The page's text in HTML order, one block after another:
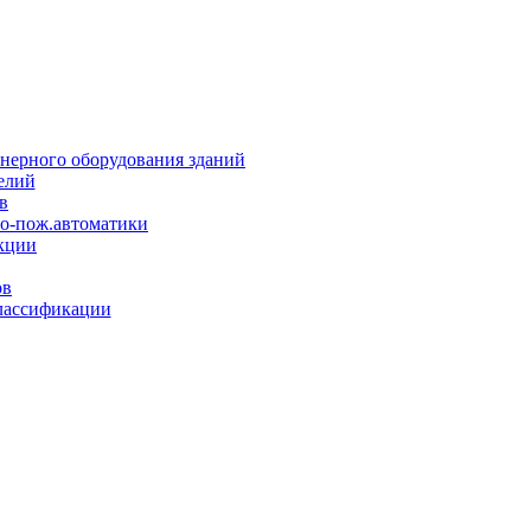
оборудования зданий
пож.автоматики